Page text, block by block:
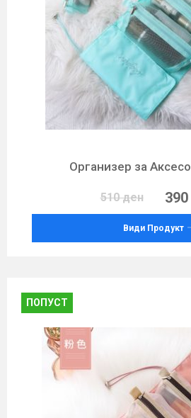
Организер за
510 ден
Види Продукт
ПОПУСТ